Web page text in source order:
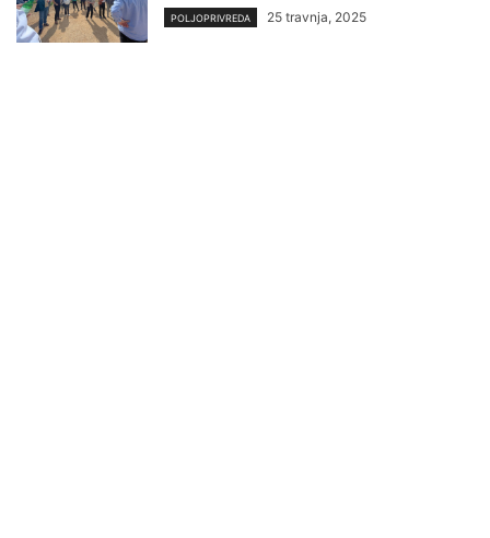
POLJOPRIVREDA 25 travnja, 2025